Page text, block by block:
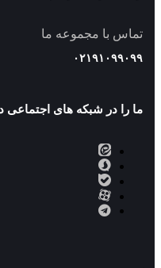
تماس با مجموعه ما
۰۲۱۹۱۰۹۹۰۹۹
ما را در شبکه های اجتماعی